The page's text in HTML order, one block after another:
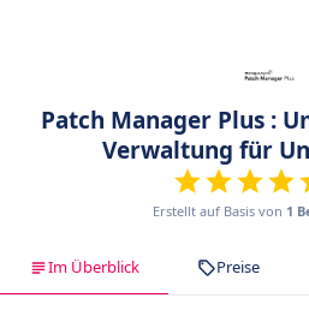
Patch Manager Plus :
Verwaltung für
Erstellt auf Basis von 1
Im Überblick Preise